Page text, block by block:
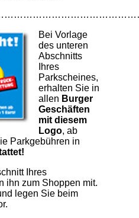
Bei Vorlage
des unteren
Abschnitts
Ihres
Parkscheines,
erhalten Sie in
allen Burger
Geschäften
mit diesem
Logo, ab
Parkgebühren in
Ihres
ihn zum Shoppen mit.
legen Sie beim